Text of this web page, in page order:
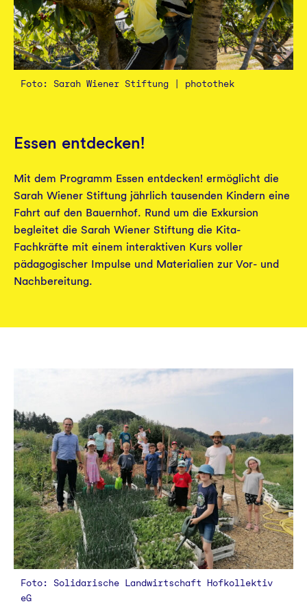
Essen entdecken!
Mit dem Programm Essen entdecken! ermöglicht die
Sarah Wiener Stiftung jährlich tausenden Kindern eine
Fahrt auf den Bauernhof. Rund um die Exkursion
begleitet die Sarah Wiener Stiftung die Kita-
Fachkräfte mit einem interaktiven Kurs voller
pädagogischer Impulse und Materialien zur Vor- und
Nachbereitung.
Foto: Sarah Wiener Stiftung | photothek
Foto: Solidarische Landwirtschaft Hofkollektiv
eG